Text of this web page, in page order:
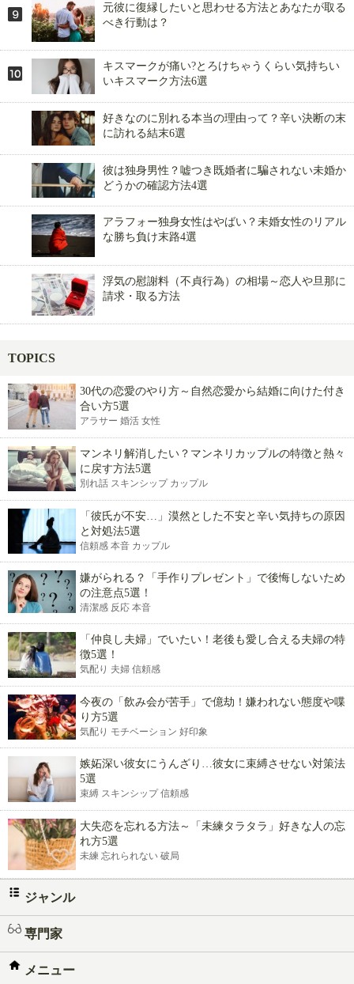
元彼に復縁したいと思わせる方法とあなたが取る
べき行動は？
キスマークが痛い?とろけちゃうくらい気持ちい
いキスマーク方法6選
好きなのに別れる本当の理由って？辛い決断の末
に訪れる結末6選
彼は独身男性？嘘つき既婚者に騙されない未婚か
どうかの確認方法4選
アラフォー独身女性はやばい？未婚女性のリアル
な勝ち負け末路4選
浮気の慰謝料（不貞行為）の相場～恋人や旦那に
請求・取る方法
TOPICS
30代の恋愛のやり方～自然恋愛から結婚に向けた付き
合い方5選
アラサー 婚活 女性
マンネリ解消したい？マンネリカップルの特徴と熱々
に戻す方法5選
別れ話 スキンシップ カップル
「彼氏が不安…」漠然とした不安と辛い気持ちの原因
と対処法5選
信頼感 本音 カップル
嫌がられる？「手作りプレゼント」で後悔しないため
の注意点5選！
清潔感 反応 本音
「仲良し夫婦」でいたい！老後も愛し合える夫婦の特
徴5選！
気配り 夫婦 信頼感
今夜の「飲み会が苦手」で億劫！嫌われない態度や喋
り方5選
気配り モチベーション 好印象
嫉妬深い彼女にうんざり…彼女に束縛させない対策法
5選
束縛 スキンシップ 信頼感
大失恋を忘れる方法～「未練タラタラ」好きな人の忘
れ方5選
未練 忘れられない 破局
ジャンル
専門家
メニュー